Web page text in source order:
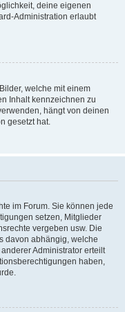
deine eigenen
Administration erlaubt
welche mit einem
Inhalt kennzeichnen zu
hängt von deinen
gesetzt hat.
im Forum. Sie können jede
setzen, Mitglieder
vergeben usw. Die
davon abhängig, welche
Administrator erteilt
haben,